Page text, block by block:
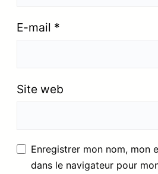
E-mail *
Site web
Enregistrer mon nom, mon
dans le navigateur pour